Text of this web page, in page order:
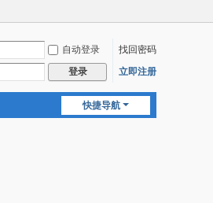
自动登录
找回密码
登录 立即注册
快捷导航